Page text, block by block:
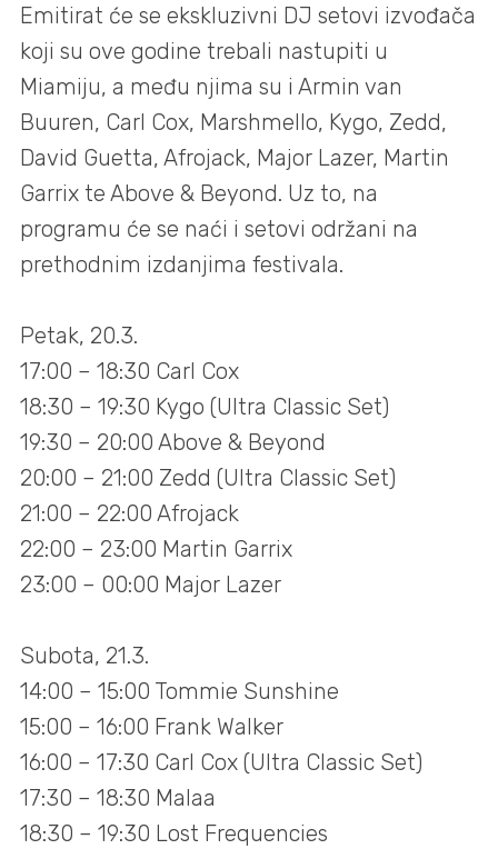
Emitirat će se ekskluzivni DJ setovi izvođača
koji su ove godine trebali nastupiti u
Miamiju, a među njima su i Armin van
Buuren, Carl Cox, Marshmello, Kygo, Zedd,
David Guetta, Afrojack, Major Lazer, Martin
Garrix te Above & Beyond. Uz to, na
programu će se naći i setovi održani na
prethodnim izdanjima festivala.
Petak, 20.3.
17:00 – 18:30 Carl Cox
18:30 – 19:30 Kygo (Ultra Classic Set)
19:30 – 20:00 Above & Beyond
20:00 – 21:00 Zedd (Ultra Classic Set)
21:00 – 22:00 Afrojack
22:00 – 23:00 Martin Garrix
23:00 – 00:00 Major Lazer
Subota, 21.3.
14:00 – 15:00 Tommie Sunshine
15:00 – 16:00 Frank Walker
16:00 – 17:30 Carl Cox (Ultra Classic Set)
17:30 – 18:30 Malaa
18:30 – 19:30 Lost Frequencies